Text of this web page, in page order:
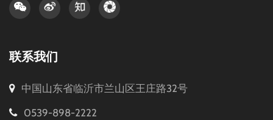
联系我们
中国山东省临沂市兰山区王庄路32号
0539-898-2222